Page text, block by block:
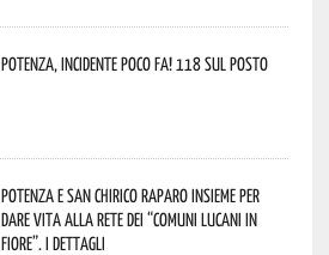
Potenza, incidente poco fa! 118 sul posto
Potenza e San Chirico Raparo insieme per
dare vita alla rete dei “Comuni Lucani in
Fiore”. I dettagli